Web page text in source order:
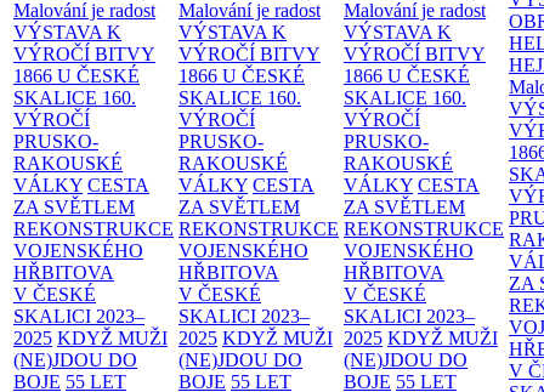
Malování je radost
VÝSTAVA K
VÝROČÍ BITVY
1866 U ČESKÉ
SKALICE 160.
VÝROČÍ
PRUSKO-
RAKOUSKÉ
VÁLKY CESTA
ZA SVĚTLEM
REKONSTRUKCE
VOJENSKÉHO
HŘBITOVA
V ČESKÉ
SKALICI 2023–
2025 KDYŽ MUŽI
(NE)JDOU DO
BOJE 55 LET
Malování je radost
VÝSTAVA K
VÝROČÍ BITVY
1866 U ČESKÉ
SKALICE 160.
VÝROČÍ
PRUSKO-
RAKOUSKÉ
VÁLKY CESTA
ZA SVĚTLEM
REKONSTRUKCE
VOJENSKÉHO
HŘBITOVA
V ČESKÉ
SKALICI 2023–
2025 KDYŽ MUŽI
(NE)JDOU DO
BOJE 55 LET
Malování je radost
VÝSTAVA K
VÝROČÍ BITVY
1866 U ČESKÉ
SKALICE 160.
VÝROČÍ
PRUSKO-
RAKOUSKÉ
VÁLKY CESTA
ZA SVĚTLEM
REKONSTRUKCE
VOJENSKÉHO
HŘBITOVA
V ČESKÉ
SKALICI 2023–
2025 KDYŽ MUŽI
(NE)JDOU DO
BOJE 55 LET
ZA
V